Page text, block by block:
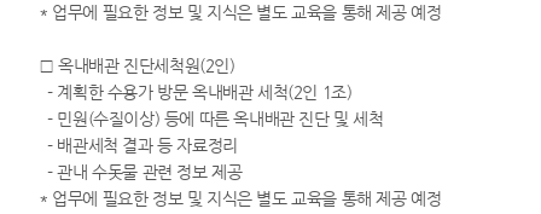
* 업무에 필요한 정보 및 지식은 별도 교육을 통해 제공 예정
□ 옥내배관 진단세척원(2인)
- 계획한 수용가 방문 옥내배관 세척(2인 1조)
- 민원(수질이상) 등에 따른 옥내배관 진단 및 세척
- 배관세척 결과 등 자료정리
- 관내 수돗물 관련 정보 제공
* 업무에 필요한 정보 및 지식은 별도 교육을 통해 제공 예정